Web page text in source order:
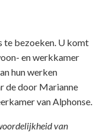
te bezoeken. U komt
en werkkamer
hun werken
de door Marianne
van Alphonse.
van